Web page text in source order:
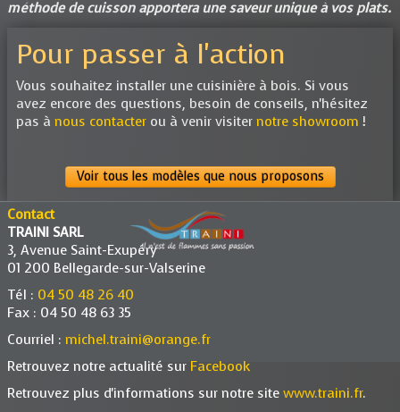
méthode de cuisson apportera une saveur unique à vos plats.
Pour passer à l'action
Vous souhaitez installer une cuisinière à bois. Si vous
avez encore des questions, besoin de conseils, n'hésitez
pas à nous contacter ou à venir visiter notre showroom !
Voir tous les modèles que nous proposons
Contact
TRAINI SARL
3, Avenue Saint-Exupéry
01 200 Bellegarde-sur-Valserine
Tél : 04 50 48 26 40
Fax : 04 50 48 63 35
Courriel : michel.traini@orange.fr
Retrouvez notre actualité sur Facebook
Retrouvez plus d'informations sur notre site www.traini.fr.